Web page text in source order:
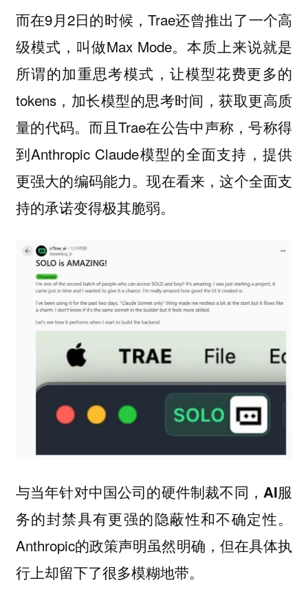
而在9月2日的时候，Trae还曾推出了一个高
级模式，叫做Max Mode。本质上来说就是
所谓的加重思考模式，让模型花费更多的
tokens，加长模型的思考时间，获取更高质
量的代码。而且Trae在公告中声称，号称得
到Anthropic Claude模型的全面支持，提供
更强大的编码能力。现在看来，这个全面支
持的承诺变得极其脆弱。
与当年针对中国公司的硬件制裁不同，AI服
务的封禁具有更强的隐蔽性和不确定性。
Anthropic的政策声明虽然明确，但在具体执
行上却留下了很多模糊地带。